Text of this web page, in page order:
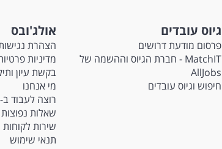
גיוס עובדים
פרסום מודעת דרושים
MatchIT - חברת הגיוס וההשמה של
AllJobs
חיפוש וגיוס עובדים
אולג'ובס
הצהרת
מדיניות
בקשת עיון
מי אנחנו
רוצה לעבוד ב-AllJobs?
שאלות נפוצות
שירות לקוחות
תנאי שימוש